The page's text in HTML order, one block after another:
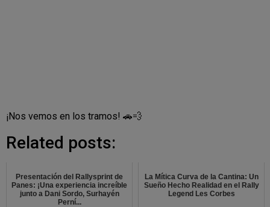
¡Nos vemos en los tramos! 🚗💨
Related posts:
Presentación del Rallysprint de
Panes: ¡Una experiencia increíble
junto a Dani Sordo, Surhayén
Perní...
La Mítica Curva de la Cantina: Un
Sueño Hecho Realidad en el Rally
Legend Les Corbes